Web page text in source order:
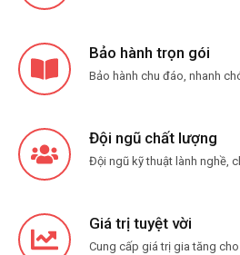
Bảo hành trọn gói
Bảo hành chu đáo, nhanh
Đội ngũ chất lượng
Đội ngũ kỹ thuật lành nghề,
Giá trị tuyệt vời
Cung cấp giá trị gia tăng